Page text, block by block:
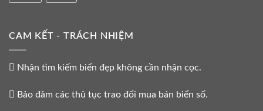
CAM KẾT - TRÁCH NHIỆM
Nhận tìm kiếm biển đẹp không cần nhận cọc.
Bảo đảm các thủ tục trao đổi mua bán biển số.